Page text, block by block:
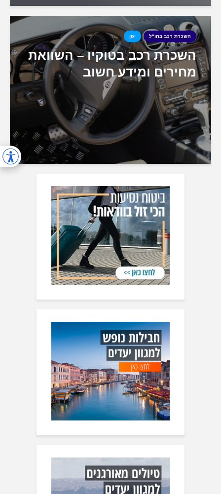
השכרת רכב בחו"ל יפן
השכרת רכב בטוקיו – השוואת
מחירים ומידע חשוב